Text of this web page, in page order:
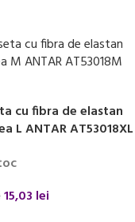
cu fibra de elastan
L ANTAR AT53018XL
15,03 lei